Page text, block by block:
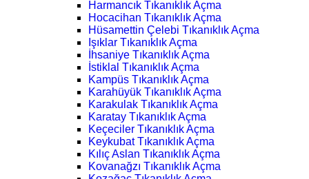
Harmancık Tıkanıklık Açma
Hocacihan Tıkanıklık Açma
Hüsamettin Çelebi Tıkanıklık Açma
Işıklar Tıkanıklık Açma
İhsaniye Tıkanıklık Açma
İstiklal Tıkanıklık Açma
Kampüs Tıkanıklık Açma
Karahüyük Tıkanıklık Açma
Karakulak Tıkanıklık Açma
Karatay Tıkanıklık Açma
Keçeciler Tıkanıklık Açma
Keykubat Tıkanıklık Açma
Kılıç Aslan Tıkanıklık Açma
Kovanağzı Tıkanıklık Açma